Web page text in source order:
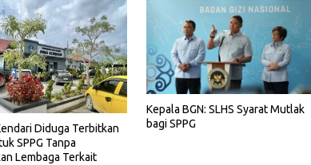
Diduga Terbitkan
SPPG Tanpa
Lembaga Terkait
Kepala BGN: SLHS Syarat Mutlak
bagi SPPG